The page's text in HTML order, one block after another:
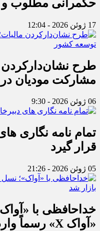
حکمرانی مطلوب و
17 ژوئن 2026 - 12:04
طرح نشان‌دارکردن
مشارکت مودیان
06 ژوئن 2026 - 9:30
تمام نامه نگاری
قرار گیرد
05 ژوئن 2026 - 21:26
خداحافظی با
«آواک X» رسماً وارد بازار شد